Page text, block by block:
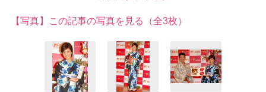
【写真】この記事の写真を見る（全3枚）